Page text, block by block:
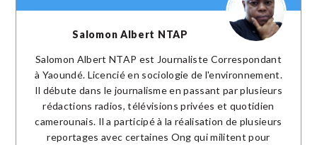
Salomon Albert NTAP
Salomon Albert NTAP est Journaliste Correspondant
à Yaoundé. Licencié en sociologie de l'environnement.
Il débute dans le journalisme en passant par plusieurs
rédactions radios, télévisions privées et quotidien
camerounais. Il a participé à la réalisation de plusieurs
reportages avec certaines Ong qui militent pour